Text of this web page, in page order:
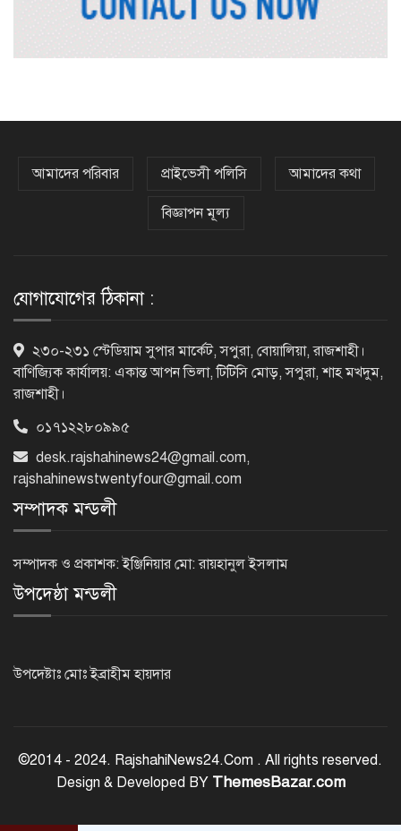
৫৪ রানে অলআউট হয়ে ইনিংস ব্যবধানে
মন্তব্য থেকে ইউ-টার্ন কঙ্গনা রনৌতের
দেশের আট জেলায় বজ্রবৃষ্টির আশঙ্কা, ছয়
অঞ্চলে হতে পারে ভারী বর্ষণ
২০২ অভিবাসী উদ্ধার
যৌথ প্রতিরক্ষা চুক্তি স্বাক্ষর
২৩তম রাষ্ট্রপতি হিসেবে আলোচনায় যারা
আমাদের পরিবার প্রাইভেসী পলিসি আমাদের কথা
বিজ্ঞাপন মূল্য
যোগাযোগের ঠিকানা :
২৩০-২৩১ স্টেডিয়াম সুপার মার্কেট, সপুরা, বোয়ালিয়া, রাজশাহী।
বাণিজ্যিক কার্যালয়: একান্ত আপন ভিলা, টিটিসি মোড়, সপুরা, শাহ মখদুম,
রাজশাহী।
০১৭১২২৮০৯৯৫
desk.rajshahinews24@gmail.com,
rajshahinewstwentyfour@gmail.com
সম্পাদক মন্ডলী
সম্পাদক ও প্রকাশক: ইঞ্জিনিয়ার মো: রায়হানুল ইসলাম
উপদেষ্ঠা মন্ডলী
উপদেষ্টাঃ মোঃ ইব্রাহীম হায়দার
©2014 - 2024. RajshahiNews24.Com . All rights reserved.
Design & Developed BY ThemesBazar.com